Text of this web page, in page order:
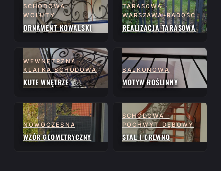
SCHODOWA ·
WOLUTY
ORNAMENT KOWALSKI
TARASOWA ·
WARSZAWA-RADOŚĆ
REALIZACJA TARASOWA
WEWNĘTRZNA ·
KLATKA SCHODOWA
KUTE WNĘTRZE
BALKONOWA
MOTYW ROŚLINNY
NOWOCZESNA
WZÓR GEOMETRYCZNY
SCHODOWA ·
POCHWYT DĘBOWY
STAL I DREWNO